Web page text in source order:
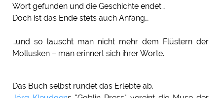
Wort gefunden und die Geschichte endet…
Doch ist das Ende stets auch Anfang…
…und so lauscht man nicht mehr dem Flüstern der
Mollusken – man erinnert sich ihrer Worte.
Das Buch selbst rundet das Erlebte ab.